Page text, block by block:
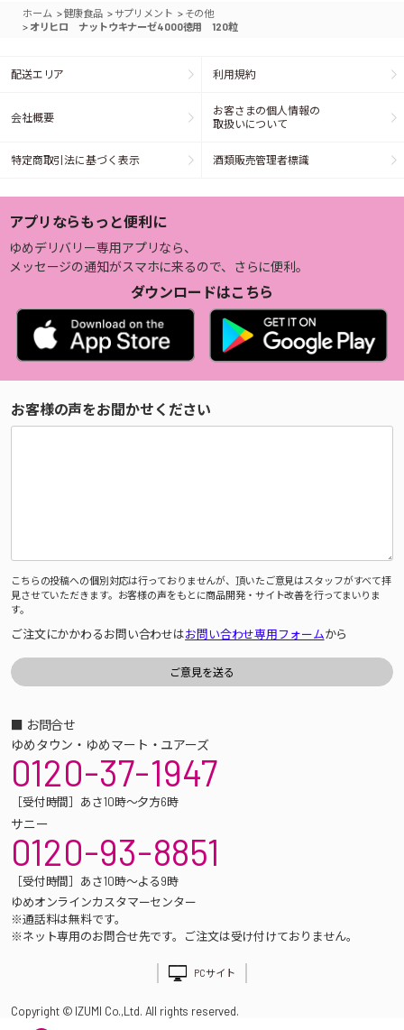
ホーム >健康食品 >サプリメント > その他
>オリヒロ ナットウキナーゼ4000徳用 120粒
配送エリア 利用規約
会社概要
お客さまの個人情報の
取扱いについて
特定商取引法に基づく表示 酒類販売管理者標識
アプリならもっと便利に
ゆめデリバリー専用アプリなら、
メッセージの通知がスマホに来るので、さらに便利。
ダウンロードはこちら
お客様の声をお聞かせください
こちらの投稿への個別対応は行っておりませんが、頂いたご意見はスタッフがすべて拝
見させていただきます。お客様の声をもとに商品開発・サイト改善を行ってまいりま
す。
ご注文にかかわるお問い合わせはお問い合わせ専用フォームから
■ お問合せ
ゆめタウン・ゆめマート・ユアーズ
0120-37-1947
［受付時間］あさ10時～夕方6時
サニー
0120-93-8851
［受付時間］あさ10時～よる9時
ゆめオンラインカスタマーセンター
※通話料は無料です。
※ネット専用のお問合せ先です。ご注文は受け付けておりません。
PCサイト
Copyright © IZUMI Co.,Ltd. All rights reserved.